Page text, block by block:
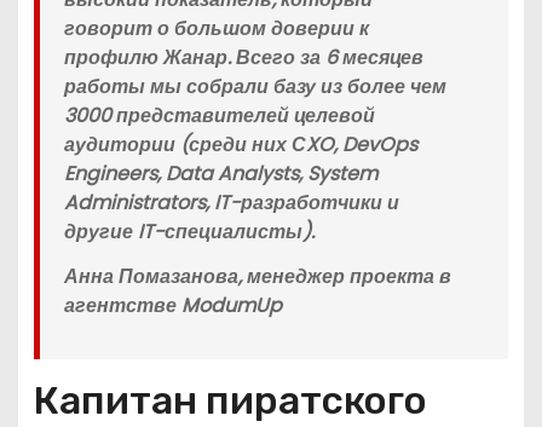
говорит о большом доверии к
профилю Жанар. Всего за 6 месяцев
работы мысобрали базу из более чем
3000 представителей целевой
аудитории (среди них СXO, DevOps
Engineers, Data Analysts, System
Administrators, IT-разработчики и
другие IT-специалисты).
Анна Помазанова, менеджер проекта в
агентстве ModumUp
Капитан пиратского